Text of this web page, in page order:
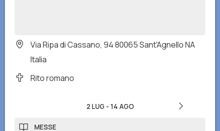
Via Ripa di Cassano, 94 80065 Sant'Agnello NA
Italia
Rito romano
2 LUG - 14 AGO
MESSE